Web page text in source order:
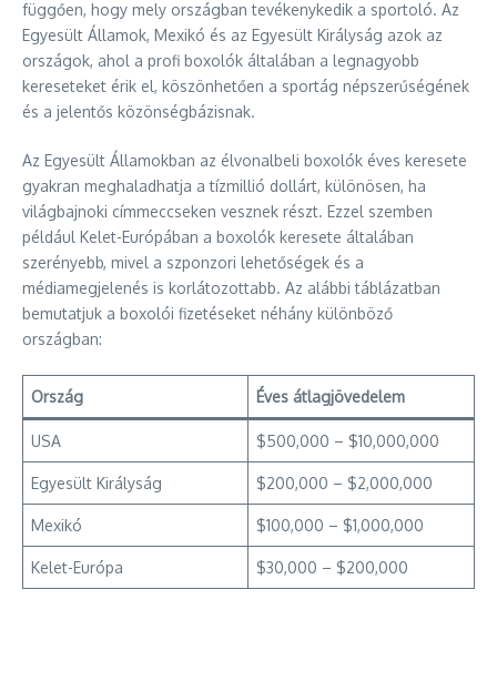
függően, hogy mely országban tevékenykedik a sportoló. Az
Egyesült Államok, Mexikó és az Egyesült Királyság azok az
országok, ahol a profi boxolók általában a legnagyobb
kereseteket érik el, köszönhetően a sportág népszerűségének
és a jelentős közönségbázisnak.
Az Egyesült Államokban az élvonalbeli boxolók éves keresete
gyakran meghaladhatja a tízmillió dollárt, különösen, ha
világbajnoki címmeccseken vesznek részt. Ezzel szemben
például Kelet-Európában a boxolók keresete általában
szerényebb, mivel a szponzori lehetőségek és a
médiamegjelenés is korlátozottabb. Az alábbi táblázatban
bemutatjuk a boxolói fizetéseket néhány különböző
országban:
Ország Éves átlagjövedelem
USA $500,000 – $10,000,000
Egyesült Királyság $200,000 – $2,000,000
Mexikó $100,000 – $1,000,000
Kelet-Európa $30,000 – $200,000